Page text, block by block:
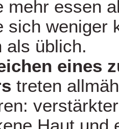
mehr essen
sich weniger
als üblich.
eines
treten